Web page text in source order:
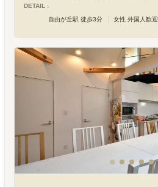
DETAIL :
自由が丘駅 徒歩3分
女性 外国人歓迎